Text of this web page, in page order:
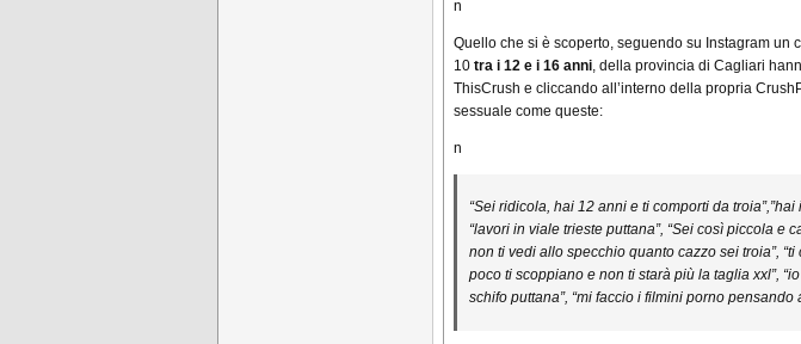
n
Quello che si è scoperto, seguendo su Instagram un
10 tra i 12 e i 16 anni, della provincia di Cagliari
ThisCrush e cliccando all’interno della propria
sessuale come queste:
n
“Sei ridicola, hai 12 anni e ti comporti da
“lavori in viale trieste puttana”, “Sei così piccola e
non ti vedi allo specchio quanto cazzo sei troia”,
poco ti scoppiano e non ti starà più la taglia xxl”,
schifo puttana”, “mi faccio i filmini porno pensando